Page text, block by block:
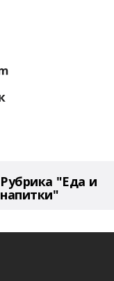
Рубрика "Еда и
напитки"